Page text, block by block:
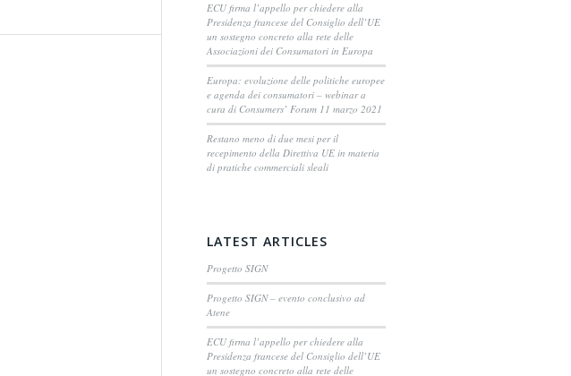
ECU firma l’appello per chiedere alla
Presidenza francese del Consiglio dell’UE
un sostegno concreto alla rete delle
Associazioni dei Consumatori in Europa
Europa: evoluzione delle politiche europee
e agenda dei consumatori – webinar a
cura di Consumers’ Forum 11 marzo 2021
Restano meno di due mesi per il
recepimento della Direttiva UE in materia
di pratiche commerciali sleali
LATEST ARTICLES
Progetto SIGN
Progetto SIGN – evento conclusivo ad
Atene
ECU firma l’appello per chiedere alla
Presidenza francese del Consiglio dell’UE
un sostegno concreto alla rete delle